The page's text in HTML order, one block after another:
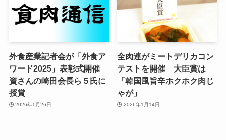
外食産業記者会が「外食ア
ワード2025」表彰式開催
資さんの崎田会長ら５氏に
授賞
2026年1月26日
全肉連がミートデリカコン
テストを開催 大臣賞は
「韓国風旨辛ホクホク肉じ
ゃが」
2026年1月14日